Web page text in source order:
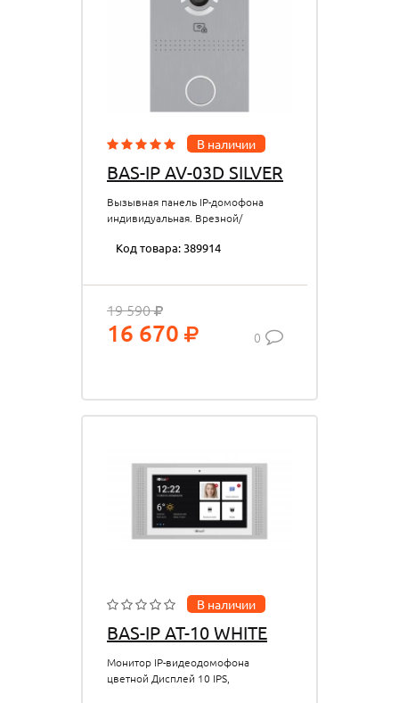
В наличии
BAS-IP AV-03D SILVER
Вызывная панель IP-домофона
индивидуальная. Врезной/
камера 1Мп.Угол обзора 110°.
12 В. Поддержка SIP P2P, RS485.
159?48 мм. Цвет-серебро
Код товара: 389914
19 590
16 670 0
В наличии
BAS-IP AT-10 WHITE
Монитор IP-видеодомофона
цветной Дисплей 10 IPS,